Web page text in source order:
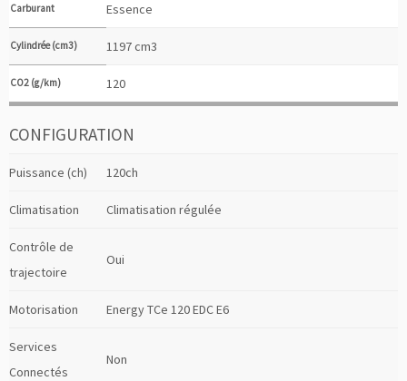
Carburant Essence
Cylindrée (cm3) 1197 cm3
CO2 (g/km) 120
CONFIGURATION
Puissance (ch) 120ch
Climatisation Climatisation régulée
Contrôle de
trajectoire
Oui
Motorisation Energy TCe 120 EDC E6
Services
Connectés
Non